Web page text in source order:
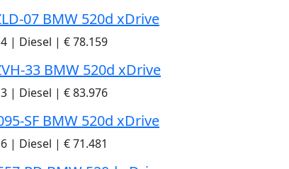
07 BMW 520d xDrive
| Diesel | € 78.159
33 BMW 520d xDrive
| Diesel | € 83.976
SF BMW 520d xDrive
| Diesel | € 71.481